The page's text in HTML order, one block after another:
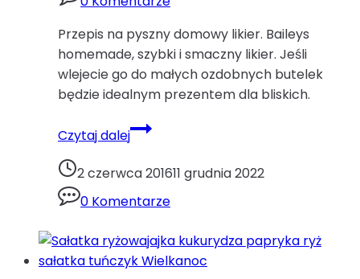
Przepis na pyszny domowy likier. Baileys
homemade, szybki i smaczny likier. Jeśli
wlejecie go do małych ozdobnych butelek
będzie idealnym prezentem dla bliskich.
Czytaj dalejBaileys
homemadekajmak
kawa
skondensowane
2 czerwca 201611 grudnia 2022
0 Komentarze